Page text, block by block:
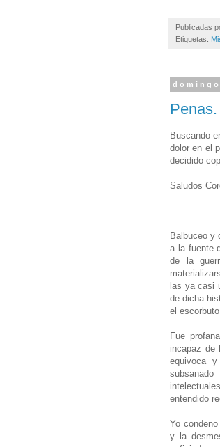
Publicadas
Etiquetas:
Penas.
Buscando
dolor en el
decidido
Saludos
Balbuceo y
a la fuente
de la
las ya casi
de dicha
el
Fue
incapaz de
equivoca
entendido
Yo
y la